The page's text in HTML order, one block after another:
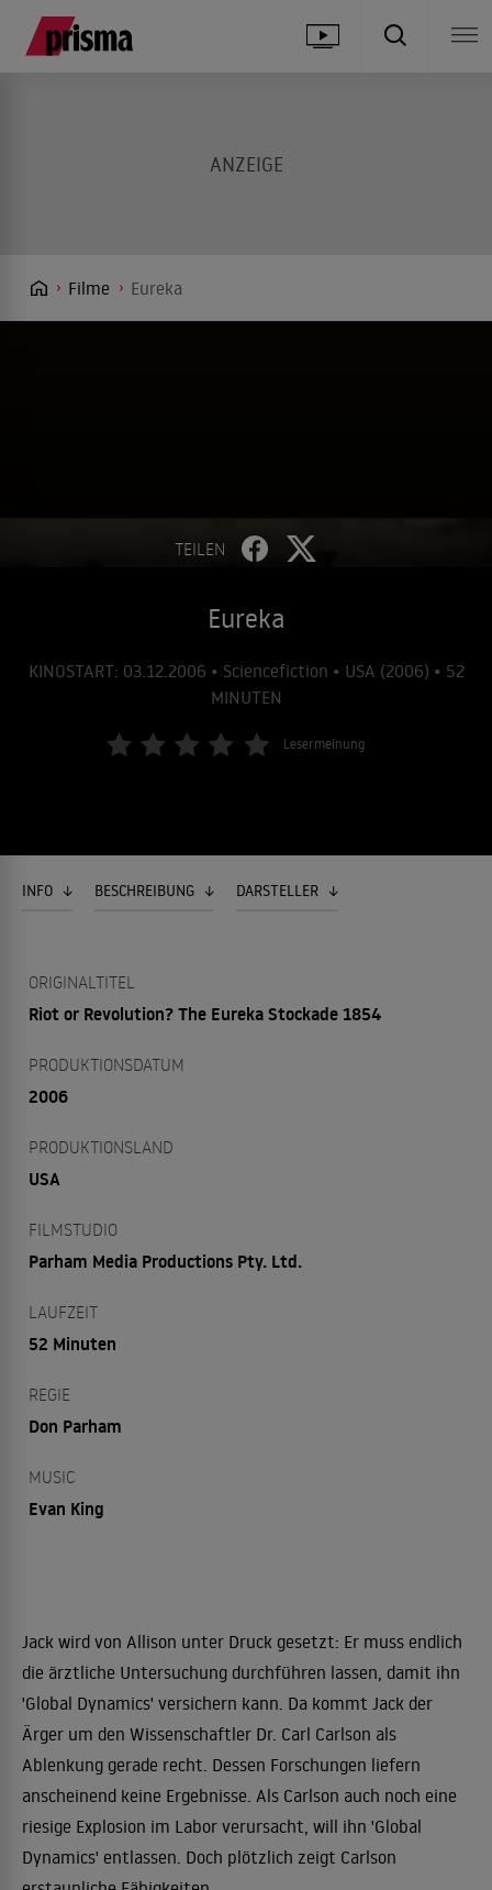
Filme Eureka
TEILEN
Eureka
KINOSTART: 03.12.2006 • Sciencefiction • USA (2006) • 52
MINUTEN
Lesermeinung
INFO BESCHREIBUNG DARSTELLER
ORIGINALTITEL
Riot or Revolution? The Eureka Stockade 1854
PRODUKTIONSDATUM
2006
PRODUKTIONSLAND
USA
FILMSTUDIO
Parham Media Productions Pty. Ltd.
LAUFZEIT
52 Minuten
REGIE
Don Parham
MUSIC
Evan King
Jack wird von Allison unter Druck gesetzt: Er muss endlich
die ärztliche Untersuchung durchführen lassen, damit ihn
'Global Dynamics' versichern kann. Da kommt Jack der
Ärger um den Wissenschaftler Dr. Carl Carlson als
Ablenkung gerade recht. Dessen Forschungen liefern
anscheinend keine Ergebnisse. Als Carlson auch noch eine
riesige Explosion im Labor verursacht, will ihn 'Global
Dynamics' entlassen. Doch plötzlich zeigt Carlson